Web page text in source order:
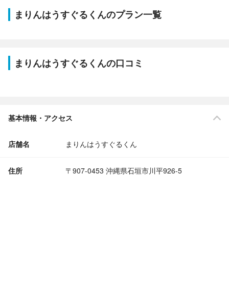
まりんはうすぐるくんのプラン一覧
まりんはうすぐるくんの口コミ
基本情報・アクセス
店舗名 まりんはうすぐるくん
住所 〒907-0453 沖縄県石垣市川平926-5